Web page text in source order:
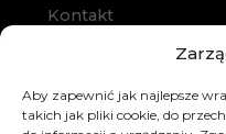
Aby zapewnić jak najlepsze
takich jak pliki cookie, do
Kontakt